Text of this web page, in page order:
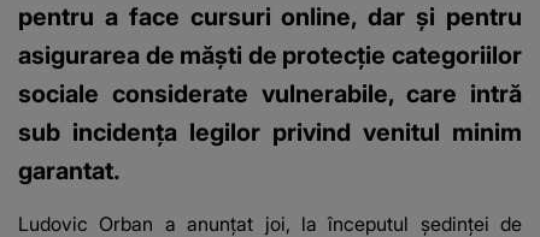
pentru a face cursuri online, dar şi pentru
asigurarea de măşti de protecţie categoriilor
sociale considerate vulnerabile, care intră
sub incidenţa legilor privind venitul minim
garantat.
Ludovic Orban a anunţat joi, la începutul şedinţei de